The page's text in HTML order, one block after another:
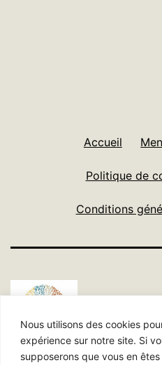
Nous utilisons des cookies
expérience sur notre site. Si
supposerons que vous en
Accueil
Politique de
Conditions